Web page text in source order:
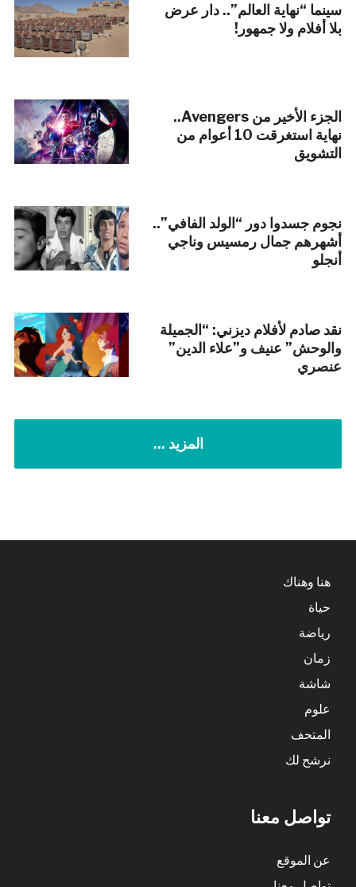
سينما “نهاية العالم”.. دار عرض
بلا أفلام ولا جمهور!
الجزء الأخير من Avengers..
نهاية استغرقت 10 أعوام من
التشويق
نجوم جسدوا دور “الولد الفافي”..
أشهرهم جمال رمسيس وناجي
أنجلو
نقد صادم لأفلام ديزني: “الجميلة
والوحش” عنيف و”علاء الدين”
عنصري
المزيد ...
هنا وهناك
حياة
رياضة
زمان
شاشة
علوم
المتحف
نرشح لك
تواصل معنا
عن الموقع